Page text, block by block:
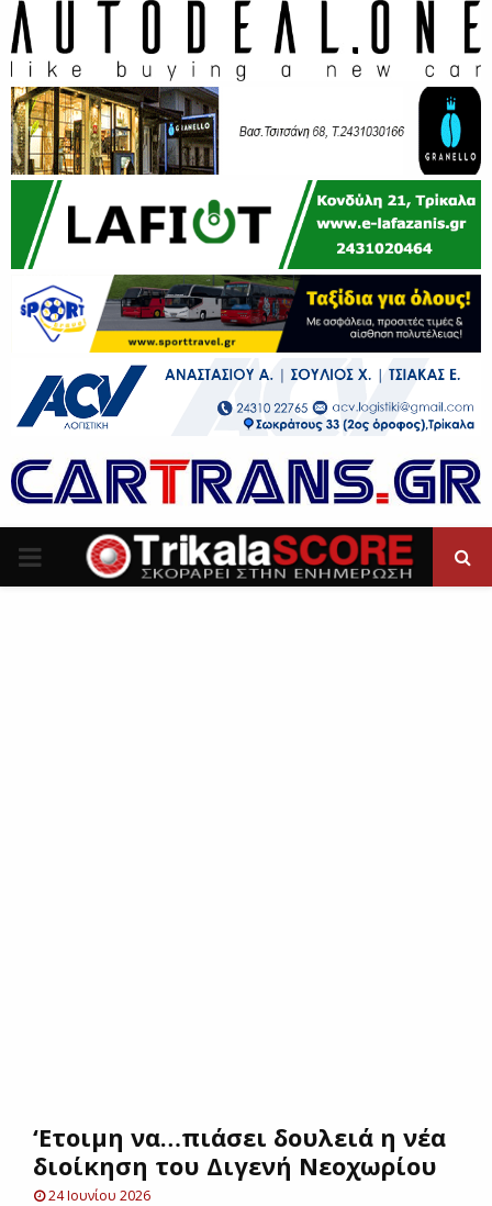
P
U
‘Eτοιμη να…πιάσει δουλειά η νέα
διοίκηση του Διγενή Νεοχωρίου
24 Ιουνίου 2026